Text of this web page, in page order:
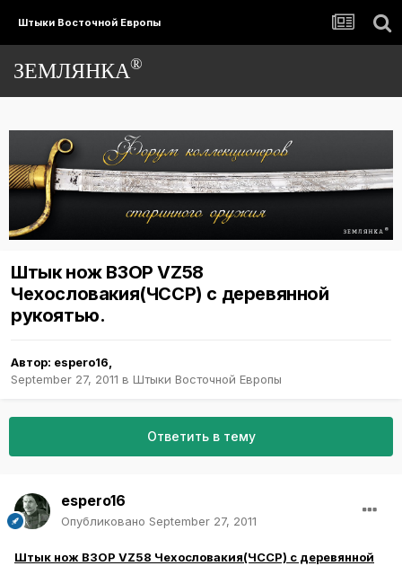
Штыки Восточной Европы
ЗЕМЛЯНКА®
Штык нож ВЗОР VZ58
Чехословакия(ЧССР) с деревянной
рукоятью.
Автор: espero16
September 27, 2011 в Штыки Восточной Европы
Ответить в тему
espero16
Опубликовано September 27, 2011
Штык нож ВЗОР VZ58 Чехословакия(ЧССР) с деревянной